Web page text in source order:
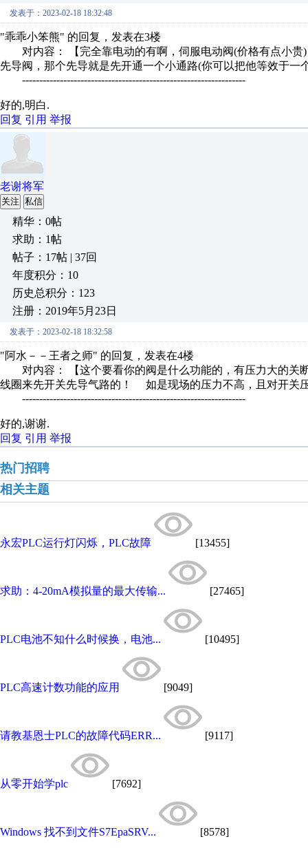
发表于：2023-02-18 18:32:48
"乖乖小笨熊" 的回复，发表在3楼
对内容： 【完全靠电动的有啊，伺服电动阀(价格有点小贵)
先导阀，那个先导就是先开通一个小通路(你可以把他等效于
-----------------------------------------------------------------
好的,明白.
回复 引用 举报
老谢将军
关注 私信
精华：0帖
求助：1帖
帖子：17帖 | 37回
年度积分：10
历史总积分：123
注册：2019年5月23日
发表于：2023-02-18 18:32:58
"阿水－－王者之师" 的回复，发表在4楼
对内容： 【这个要看你的阀是什么功能的，有压力大的关
线圈来先开关先导气路的！ 如是现场的压力不高，且对开关
-----------------------------------------------------------------
好的,谢谢.
回复 引用 举报
热门招聘
相关主题
永宏PLC运行灯闪烁，PLC故障 [13455]
求助：4-20mA模拟量的最大传输... [27465]
PLC电池不知什么时候换，电池... [10495]
PLC高速计数功能的应用 [9049]
请教基恩士PLC的故障代码ERR... [9117]
从零开始学plc [7692]
Windows 找不到文件S7EpaSRV... [8578]